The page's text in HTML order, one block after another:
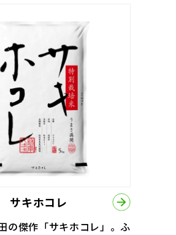
サキホコレ
の傑作「サキホコレ」。ふ